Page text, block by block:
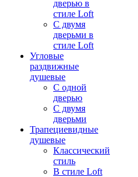
дверью в
стиле Loft
С двумя
дверьми в
стиле Loft
Угловые
раздвижные
душевые
С одной
дверью
С двумя
дверьми
Трапециевидные
душевые
Классический
стиль
В стиле Loft